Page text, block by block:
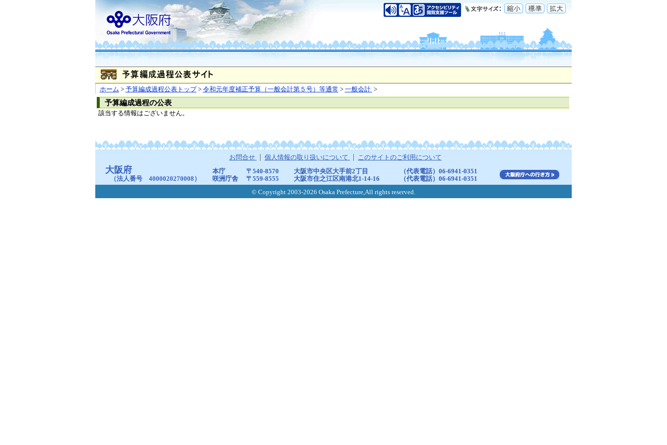
ホーム > 予算編成過程公表トップ> 令和元年度補正予算（一般会計第５号）等通常 > 一般会計 >
予算編成過程の公表
該当する情報はございません。
お問合せ 個人情報の取り扱いについて このサイトのご利用について
大阪府
（法人番号 4000020270008）
本庁 〒540-8570 大阪市中央区大手前2丁目
（代表電話）06-6941-0351
咲洲庁舎
〒559-8555 大阪市住之江区南港北1-14-16
（代表電話）06-6941-0351
© Copyright 2003-2026 Osaka Prefecture,All rights reserved.